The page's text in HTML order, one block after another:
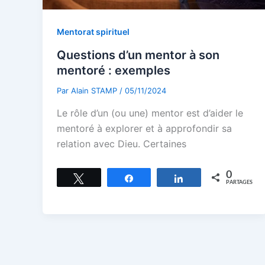
Mentorat spirituel
Questions d’un mentor à son
mentoré : exemples
Par Alain STAMP / 05/11/2024
Le rôle d’un (ou une) mentor est d’aider le
mentoré à explorer et à approfondir sa
relation avec Dieu. Certaines
Partagez 0
PARTAGES